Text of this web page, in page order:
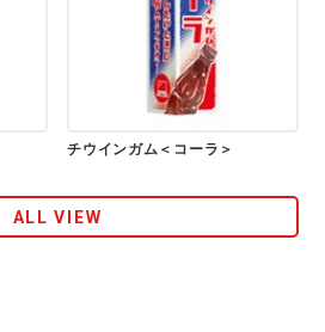
チウインガム＜コーラ＞
ALL VIEW